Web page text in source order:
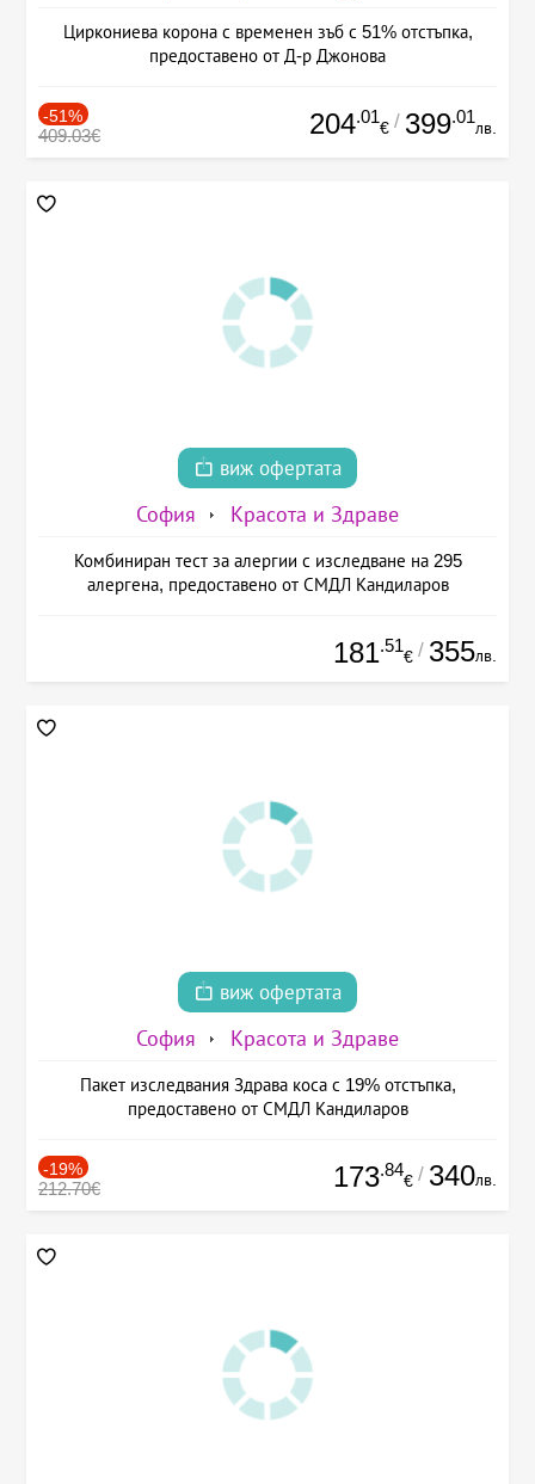
Циркониева корона с временен зъб с 51% отстъпка,
предоставено от Д-р Джонова
-51%
409.03€ 204.01
€ / 399.01
лв.
виж офертата
София Красота и Здраве
Комбиниран тест за алергии с изследване на 295
алергена, предоставено от СМДЛ Кандиларов
181.51
€ / 355лв.
виж офертата
София Красота и Здраве
Пакет изследвания Здрава коса с 19% отстъпка,
предоставено от СМДЛ Кандиларов
-19%
212.70€ 173.84
€ / 340лв.